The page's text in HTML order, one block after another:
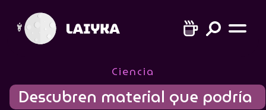
Ciencia
Descubren material que podría